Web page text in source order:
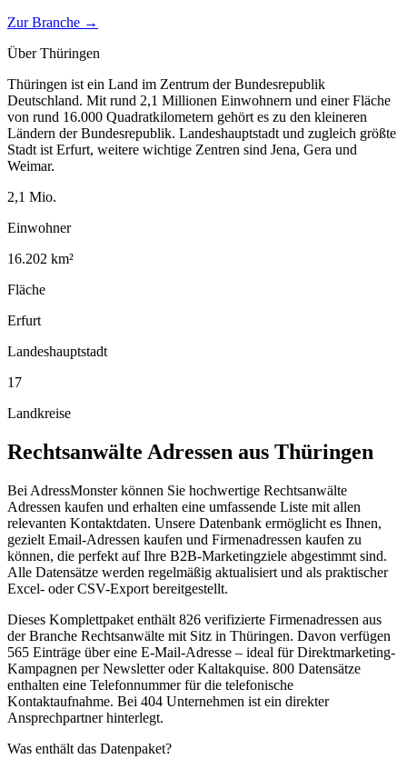
Zur Branche →
ÜberThüringen
Thüringen ist ein Land im Zentrum der Bundesrepublik
Deutschland. Mit rund 2,1 Millionen Einwohnern und einer Fläche
von rund 16.000 Quadratkilometern gehört es zu den kleineren
Ländern der Bundesrepublik. Landeshauptstadt und zugleich größte
Stadt ist Erfurt, weitere wichtige Zentren sind Jena, Gera und
Weimar.
2,1 Mio.
Einwohner
16.202 km²
Fläche
Erfurt
Landeshauptstadt
17
Landkreise
Rechtsanwälte Adressen aus Thüringen
Bei AdressMonster können Sie hochwertige Rechtsanwälte
Adressen kaufen und erhalten eine umfassende Liste mit allen
relevanten Kontaktdaten. Unsere Datenbank ermöglicht es Ihnen,
gezielt Email-Adressen kaufen und Firmenadressen kaufen zu
können, die perfekt auf Ihre B2B-Marketingziele abgestimmt sind.
Alle Datensätze werden regelmäßig aktualisiert und als praktischer
Excel- oder CSV-Export bereitgestellt.
Dieses Komplettpaket enthält 826 verifizierte Firmenadressen aus
der Branche Rechtsanwälte mit Sitz in Thüringen. Davon verfügen
565 Einträge über eine E-Mail-Adresse – ideal für Direktmarketing-
Kampagnen per Newsletter oder Kaltakquise. 800 Datensätze
enthalten eine Telefonnummer für die telefonische
Kontaktaufnahme. Bei 404 Unternehmen ist ein direkter
Ansprechpartner hinterlegt.
Was enthält das Datenpaket?